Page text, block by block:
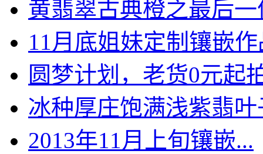
黄翡翠古典橙之最后一
11月底姐妹定制镶嵌
圆梦计划，老货0元起
冰种厚庄饱满浅紫翡叶
2013年11月上旬镶嵌...